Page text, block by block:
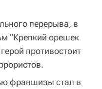
перерыва, в
“Крепкий орешек
противостоит
франшизы стал в